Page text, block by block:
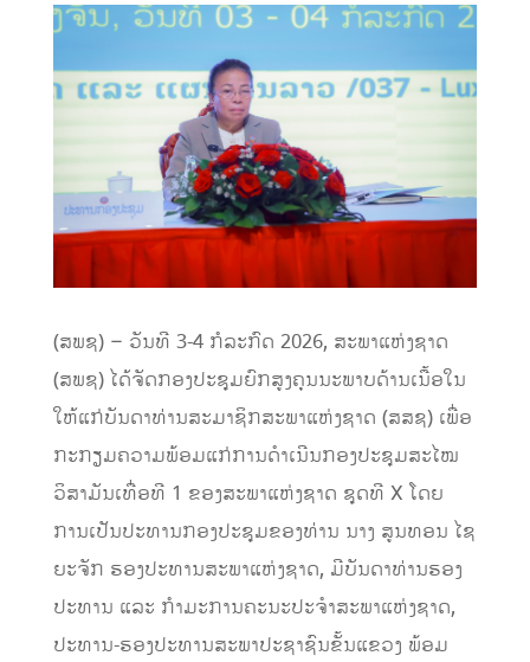
(ສພຊ) – ວັນທີ 3-4 ກໍລະກົດ 2026, ສະພາແຫ່ງຊາດ
(ສພຊ) ໄດ້ຈັດກອງປະຊຸມຍົກສູງຄຸນນະພາບດ້ານເນື້ອໃນ
ໃຫ້ແກ່ບັນດາທ່ານສະມາຊິກສະພາແຫ່ງຊາດ (ສສຊ) ເພື່ອ
ກະກຽມຄວາມພ້ອມແກ່ການດໍາເນີນກອງປະຊຸມສະໄໝ
ວິສາມັນເທື່ອທີ 1 ຂອງສະພາແຫ່ງຊາດ ຊຸດທີ X ໂດຍ
ການເປັນປະທານກອງປະຊຸມຂອງທ່ານ ນາງ ສູນທອນ ໄຊ
ຍະຈັກ ຮອງປະທານສະພາແຫ່ງຊາດ, ມີບັນດາທ່ານຮອງ
ປະທານ ແລະ ກໍາມະການຄະນະປະຈໍາສະພາແຫ່ງຊາດ,
ປະທານ-ຮອງປະທານສະພາປະຊາຊົນຂັ້ນແຂວງ ພ້ອມ